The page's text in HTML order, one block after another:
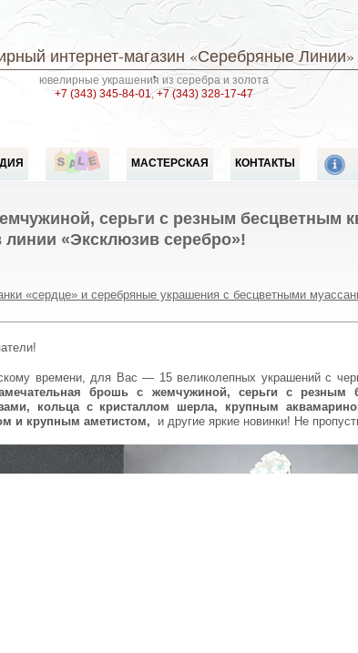
интернет-магазин «Серебряные Линии»
ювелирные украшения из серебра и золота
+7 (343) 345-84-01,+7 (343) 328-17-47
МАСТЕРСКАЯ КОНТАКТЫ
серьги с резным бесцветным
«Эксклюзив серебро»!
«сердце» и серебряные украшения с бесцветными
брошь с жемчужиной, серьги с резным
кольца с кристаллом шерла, крупным
и крупным аметистом,
и другие яркие новинки! Не